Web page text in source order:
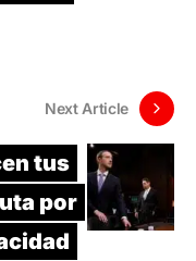
Next Article
tus
por